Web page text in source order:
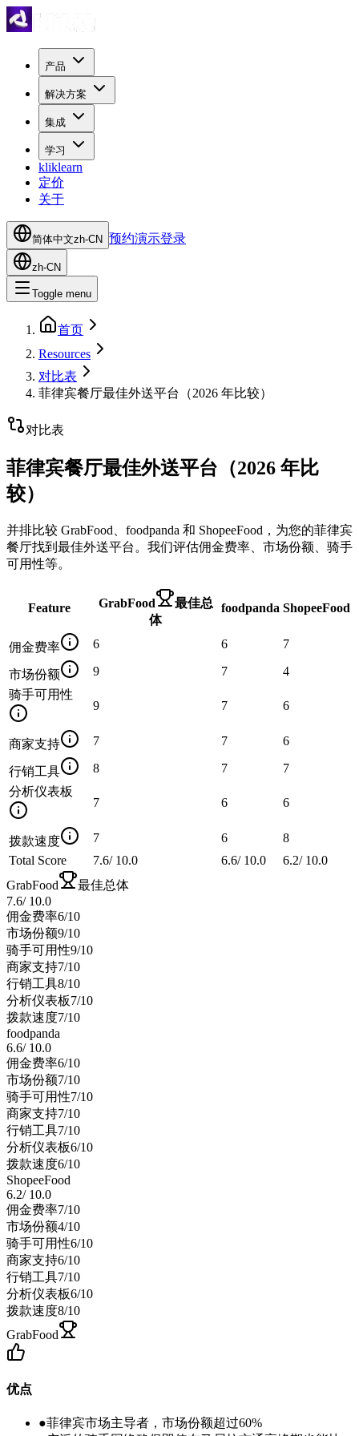
产品
解决方案
集成
学习
kliklearn
定价
关于
简体中文zh-CN 预约演示登录
zh-CN
Toggle menu
首页
Resources
对比表
菲律宾餐厅最佳外送平台（2026 年比较）
对比表
菲律宾餐厅最佳外送平台（2026 年比
较）
并排比较 GrabFood、foodpanda 和 ShopeeFood，为您的菲律宾
餐厅找到最佳外送平台。我们评估佣金费率、市场份额、骑手
可用性等。
Feature GrabFood
最佳总
体
foodpanda ShopeeFood
佣金费率 6 6 7
市场份额 9 7
4
骑手可用性
9
7 6
商家支持 7 7 6
行销工具 8 7
7
分析仪表板
7
6 6
拨款速度 7 6
8
Total Score
7.6/ 10.0 6.6/ 10.0 6.2/ 10.0
GrabFood
最佳总体
7.6/ 10.0
佣金费率6/10
市场份额9/10
骑手可用性9/10
商家支持7/10
行销工具8/10
分析仪表板7/10
拨款速度7/10
foodpanda
6.6/ 10.0
佣金费率6/10
市场份额7/10
骑手可用性7/10
商家支持7/10
行销工具7/10
分析仪表板6/10
拨款速度6/10
ShopeeFood
6.2/ 10.0
佣金费率7/10
市场份额4/10
骑手可用性6/10
商家支持6/10
行销工具7/10
分析仪表板6/10
拨款速度8/10
GrabFood
优点
●菲律宾市场主导者，市场份额超过60%